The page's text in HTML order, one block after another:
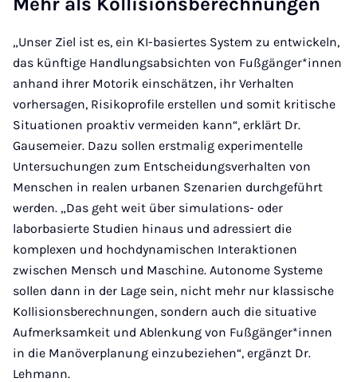
„Unser Ziel ist es, ein KI-basiertes System zu entwickeln,
das künftige Handlungsabsichten von Fußgänger*innen
anhand ihrer Motorik einschätzen, ihr Verhalten
vorhersagen, Risikoprofile erstellen und somit kritische
Situationen proaktiv vermeiden kann“, erklärt Dr.
Gausemeier. Dazu sollen erstmalig experimentelle
Untersuchungen zum Entscheidungsverhalten von
Menschen in realen urbanen Szenarien durchgeführt
werden. „Das geht weit über simulations- oder
laborbasierte Studien hinaus und adressiert die
komplexen und hochdynamischen Interaktionen
zwischen Mensch und Maschine. Autonome Systeme
sollen dann in der Lage sein, nicht mehr nur klassische
Kollisionsberechnungen, sondern auch die situative
Aufmerksamkeit und Ablenkung von Fußgänger*innen
in die Manöverplanung einzubeziehen“, ergänzt Dr.
Lehmann.